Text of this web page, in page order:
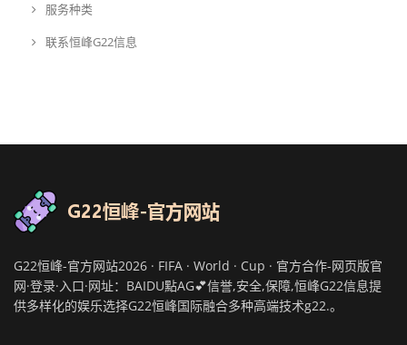
服务种类
联系恒峰G22信息
G22恒峰-官方网站2026 · FIFA · World · Cup · 官方合作-网页版官
网·登录·入口·网址：BAIDU點AG💕信誉,安全,保障,恒峰G22信息提
供多样化的娱乐选择G22恒峰国际融合多种高端技术g22.。